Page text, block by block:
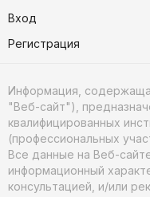
Вход
Регистрация
Информация,
"Веб-сайт"),
квалифицированных
(профессиональных
Все данные на Веб-
информационный
консультацией, и/или